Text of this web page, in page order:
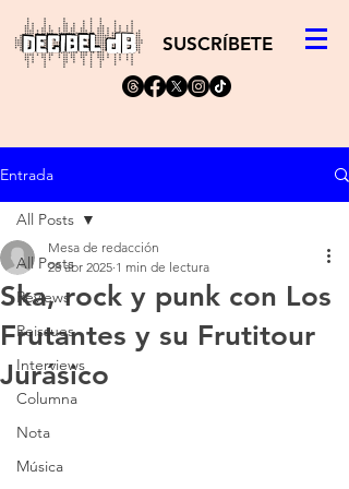
SUSCRÍBETE
Entrada
All Posts
Reviews
Reissues
Interviews
Columna
Nota
Música
All Posts
Ska, rock y punk con Los
Frutantes y su Frutitour
Jurásico
Mesa de redacción
28 abr 2025 1 min de lectura